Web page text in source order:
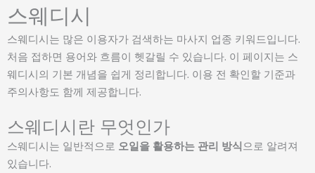
스웨디시
스웨디시는 많은 이용자가 검색하는 마사지 업종 키워드입니다.
처음 접하면 용어와 흐름이 헷갈릴 수 있습니다. 이 페이지는 스
웨디시의 기본 개념을 쉽게 정리합니다. 이용 전 확인할 기준과
주의사항도 함께 제공합니다.
스웨디시란 무엇인가
스웨디시는 일반적으로 오일을 활용하는 관리 방식으로 알려져
있습니다.